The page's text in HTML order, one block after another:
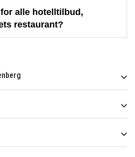
alle hotelltilbud,
restaurant?